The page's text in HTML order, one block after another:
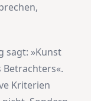
sagt: »Kunst
Betrachters«.
Kriterien